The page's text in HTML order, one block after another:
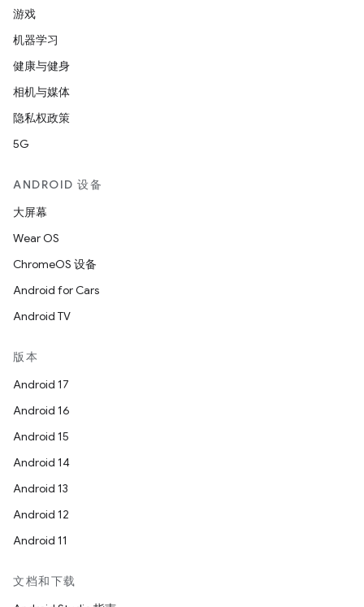
游戏
机器学习
健康与健身
相机与媒体
隐私权政策
5G
ANDROID 设备
大屏幕
Wear OS
ChromeOS 设备
Android for Cars
Android TV
版本
Android 17
Android 16
Android 15
Android 14
Android 13
Android 12
Android 11
文档和下载